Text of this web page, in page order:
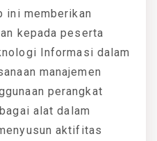
ini memberikan
kepada peserta
Informasi dalam
manajemen
perangkat
alat dalam
aktifitas